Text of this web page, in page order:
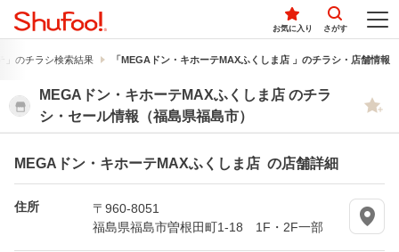
お気に入り さがす
」のチラシ検索結果 「MEGAドン・キホーテMAXふくしま店 」のチラシ・店舗情報
MEGAドン・キホーテMAXふくしま店 のチラ
シ・セール情報（福島県福島市）
MEGAドン・キホーテMAXふくしま店 の店舗詳細
住所
〒960-8051
福島県福島市曽根田町1-18 1F・2F一部